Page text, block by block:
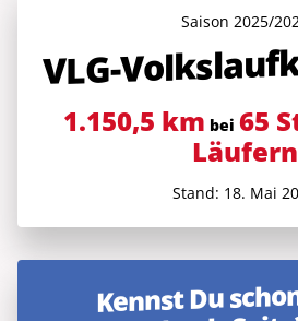
Saison 2025/
VLG-
1.150,5 km bei 65
Läufern
Stand: 18. Mai
Kennst Du